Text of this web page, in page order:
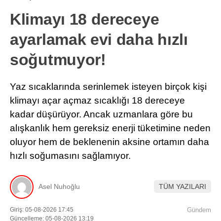
Klimayı 18 dereceye
ayarlamak evi daha hızlı
soğutmuyor!
Yaz sıcaklarında serinlemek isteyen birçok kişi
klimayı açar açmaz sıcaklığı 18 dereceye
kadar düşürüyor. Ancak uzmanlara göre bu
alışkanlık hem gereksiz enerji tüketimine neden
oluyor hem de beklenenin aksine ortamın daha
hızlı soğumasını sağlamıyor.
Asel Nuhoğlu TÜM YAZILARI
Giriş: 05-08-2026 17:45
Güncelleme: 05-08-2026 13:19
Gündem